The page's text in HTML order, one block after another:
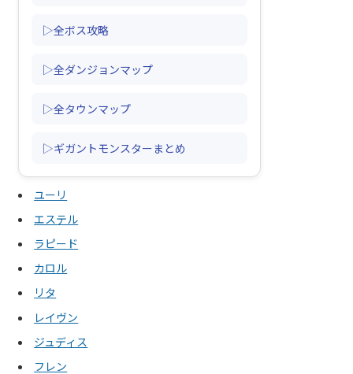
▷全ボス攻略
▷全ダンジョンマップ
▷全タウンマップ
▷ギガントモンスターまとめ
ユーリ
エステル
ラピード
カロル
リタ
レイヴン
ジュディス
フレン